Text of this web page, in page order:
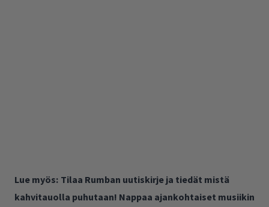
Lue myös: Tilaa Rumban uutiskirje ja tiedät mistä
kahvitauolla puhutaan! Nappaa ajankohtaiset musiikin